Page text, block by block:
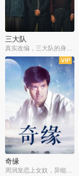
三大队
奇缘
周润发恋上女奴，异能护体战邪派